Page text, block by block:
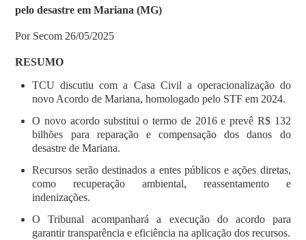
pelo desastre em Mariana (MG)
Por Secom 26/05/2025
RESUMO
TCU discutiu com a Casa Civil a operacionalização do
novo Acordo de Mariana, homologado pelo STF em 2024.
O novo acordo substitui o termo de 2016 e prevê R$ 132
bilhões para reparação e compensação dos danos do
desastre de Mariana.
Recursos serão destinados a entes públicos e ações diretas,
como recuperação ambiental, reassentamento e
indenizações.
O Tribunal acompanhará a execução do acordo para
garantir transparência e eficiência na aplicação dos recursos.